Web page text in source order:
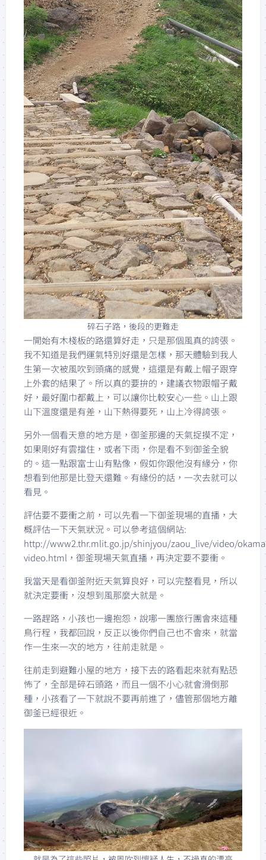
碎石子路，後段的更難走
一開始有木棧板的路還算好走，只是那個風真的誇張。
我不知道是我們運氣特別好還是怎樣，那天體驗到我人
生第一次被風吹到頭痛的感覺，這還是有戴上帽子跟穿
上外套的結果了。所以真的要拚的，建議衣物跟帽子戴
好，最好圍巾都戴上，可以讓你比較安心一些。山上跟
山下溫度還是有差，山下熱得要死，山上冷得誇張。
另外一個看天意的地方是，御釜那邊的天氣捉摸不定，
如果剛好有雲擋住，或者下雨，你是看不到御釜全貌
的。這一點跟富士山有點像，假如你跟他沒有緣分，你
想看到他那是比登天還難。有緣份的話，一次去就可以
看見。
評估要不要衝之前，可以先看一下御釜現場的直播，大
概評估一下天氣狀況。可以參考這個網站:
http://www2.thr.mlit.go.jp/shinjyou/zaou_live/video/
video.html，御釜現場天氣直播，再決定要不要衝。
我當天是看御釜附近天氣算良好，可以完整看見，所以
就決定要衝，沒想到風那麼大就是。
一路趕路，小孩也一邊抱怨，說哪一團旅行團會來這種
鳥行程，我都回說，反正以後你們自己也不會來，就當
作一生來一次的地方，往前走就是。
往前走到避難小屋的地方，接下去的路看起來就有點恐
怖了，全部是碎石頭路，而且一個不小心就會滑倒那
種，小孩看了一下就說不要再前進了，儘管那個地方離
御釜已經很近。